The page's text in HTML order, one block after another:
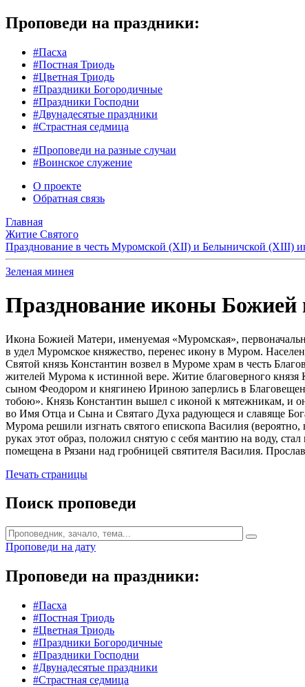
Проповеди на праздники:
#Пасха
#Постная Триодь
#Цветная Триодь
#Праздники Богородичные
#Праздники Господни
#Двунадесятые праздники
#Страстная седмица
#Проповеди на разные случаи
#Воинское служение
О проекте
Обратная связь
Главная
Житие Святого
Празднование в честь Муромской (XII) и Белыничской (XIII)
Зеленая минея
Празднование иконы
Икона Божией Матери, именуемая «Муромская»,
в удел Муромское княжество, перенес икону в Муром.
Святой князь Константин возвел в Муроме храм в честь
жителей Мурома к истинной вере. Житие благоверного князя
сыном Феодором и княгинею Ириною заперлись в
тобою». Князь Константин вышел с иконой к мятежникам, и
во Имя Отца и Сына и Святаго Духа радующеся и славяще
Мурома решили изгнать святого епископа Василия
руках этот образ, положил снятую с себя мантию на воду,
помещена в Рязани над гробницей святителя Василия.
Печать страницы
Поиск проповеди
Проповеди на дату
Проповеди на праздники:
#Пасха
#Постная Триодь
#Цветная Триодь
#Праздники Богородичные
#Праздники Господни
#Двунадесятые праздники
#Страстная седмица